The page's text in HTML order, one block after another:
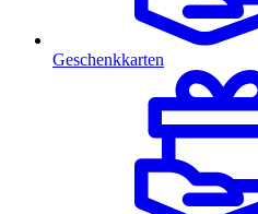
Geschenkkarten